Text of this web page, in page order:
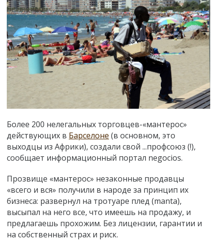
Более 200 нелегальных торговцев-«мантерос»
действующих в Барселоне (в основном, это
выходцы из Африки), создали свой ...профсоюз (!),
сообщает информационный портал negocios.
Прозвище «мантерос» незаконные продавцы
«всего и вся» получили в народе за принцип их
бизнеса: развернул на тротуаре плед (manta),
высыпал на него все, что имеешь на продажу, и
предлагаешь прохожим. Без лицензии, гарантии и
на собственный страх и риск.